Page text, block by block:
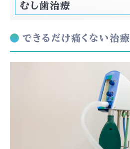
むし歯治療
できるだけ痛くない治療